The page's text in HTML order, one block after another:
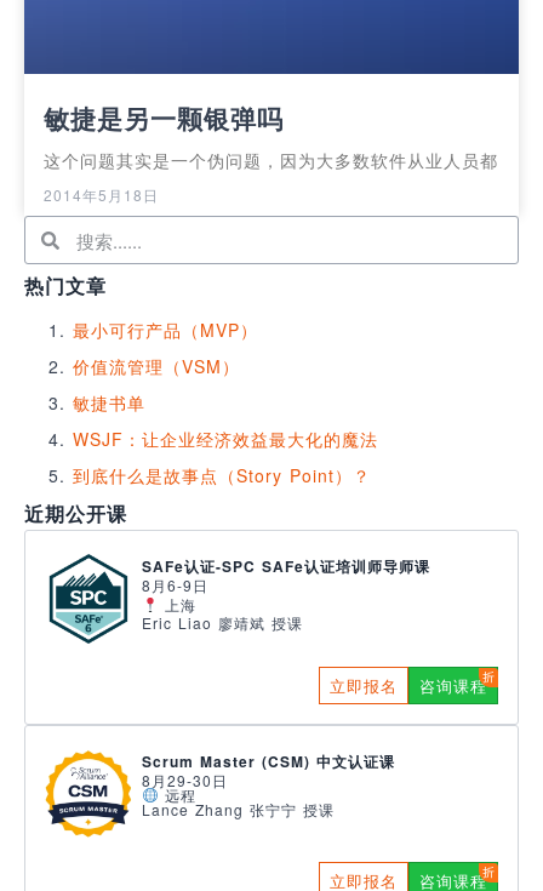
敏捷是另一颗银弹吗
这个问题其实是一个伪问题，因为大多数软件从业人员都
2014年5月18日
热门文章
最小可行产品（MVP）
价值流管理（VSM）
敏捷书单
WSJF：让企业经济效益最大化的魔法
到底什么是故事点（Story Point）？
近期公开课
SAFe认证-SPC SAFe认证培训师导师课
8月6-9日
上海
Eric Liao 廖靖斌 授课
立即报名 咨询课程
Scrum Master (CSM) 中文认证课
8月29-30日
远程
Lance Zhang 张宁宁 授课
立即报名 咨询课程